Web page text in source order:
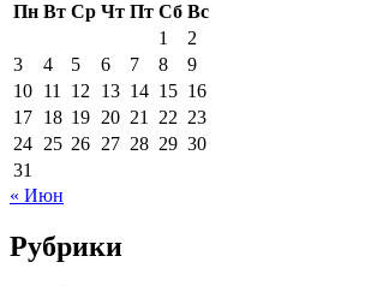
Пн Вт Ср Чт Пт Сб Вс
1
2
3
4 5 6 7 8
9
10 11 12 13 14 15 16
17 18 19 20 21 22 23
24 25 26 27 28 29 30
31
« Июн
Рубрики